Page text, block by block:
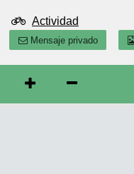
Actividad
Mensaje privado